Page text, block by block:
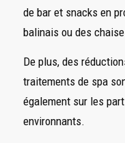
de bar et snacks en
balinais ou des
De plus, des
traitements de spa
également sur les
environnants.